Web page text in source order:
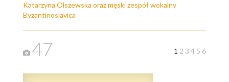
Katarzyna Olszewska oraz męski zespół wokalny
Byzantinoslavica
47 1 2 3 4 5 6